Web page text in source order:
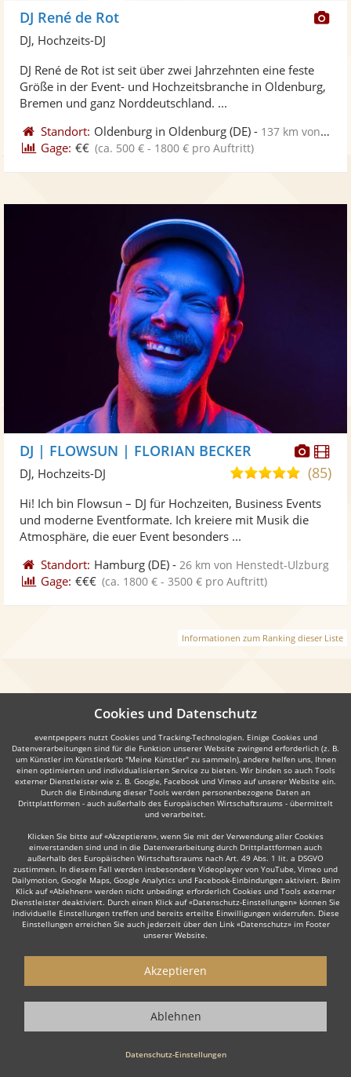
DJ René de Rot
DJ, Hochzeits-DJ
DJ René de Rot ist seit über zwei Jahrzehnten eine feste
Größe in der Event- und Hochzeitsbranche in Oldenburg,
Bremen und ganz Norddeutschland. ...
Standort: Oldenburg in Oldenburg (DE) - 137 km von Henstedt-Ulzburg
Gage: €€ (ca. 500 € - 1800 € pro Auftritt)
Fotos
DJ | FLOWSUN | FLORIAN BECKER
5,0
5
(85)
DJ, Hochzeits-DJ
Hi! Ich bin Flowsun – DJ für Hochzeiten, Business Events
und moderne Eventformate. Ich kreiere mit Musik die
Atmosphäre, die euer Event besonders ...
Standort: Hamburg (DE) - 26 km von Henstedt-Ulzburg
Gage: €€€ (ca. 1800 € - 3500 € pro Auftritt)
Informationen zum Ranking dieser Liste
Auch interessant:
Latin DJane Hochzeits DJ Rock Tanz- & Showband
Wie funktioniert's?
1. Kostenlos anfragen
Sie interessanten DJs - also z. B. bestimmte DJs. Diesen Button finden
Sie auf den jeweiligen Künstler-Profil-Seiten der Discjockeys.
2. Angebote erhalten & Details besprechen
der eventpeppers-Plattform oder telefonieren Sie direkt mit den DJs um
Cookies und Datenschutz
eventpeppers nutzt Cookies und Tracking-Technologien. Einige Cookies und
Datenverarbeitungen sind für die Funktion unserer Website zwingend erforderlich (z. B.
um Künstler im Künstlerkorb "Meine Künstler" zu sammeln), andere helfen uns, Ihnen
einen optimierten und individualisierten Service zu bieten. Wir binden so auch Tools
externer Dienstleister wie z. B. Google, Facebook und Vimeo auf unserer Website ein.
Durch die Einbindung dieser Tools werden personenbezogene Daten an
Drittplattformen - auch außerhalb des Europäischen Wirtschaftsraums - übermittelt
und verarbeitet.
Klicken Sie bitte auf «Akzeptieren», wenn Sie mit der Verwendung aller Cookies
einverstanden sind und in die Datenverarbeitung durch Drittplattformen auch
außerhalb des Europäischen Wirtschaftsraums nach Art. 49 Abs. 1 lit. a DSGVO
zustimmen. In diesem Fall werden insbesondere Videoplayer von YouTube, Vimeo und
Dailymotion, Google Maps, Google Analytics und Facebook-Einbindungen aktiviert. Beim
Klick auf «Ablehnen» werden nicht unbedingt erforderlich Cookies und Tools externer
Dienstleister deaktiviert. Durch einen Klick auf «Datenschutz-Einstellungen» können Sie
individuelle Einstellungen treffen und bereits erteilte Einwilligungen widerrufen. Diese
Einstellungen erreichen Sie auch jederzeit über den Link «Datenschutz» im Footer
unserer Website.
Datenschutz-Einstellungen
Akzeptieren
Ablehnen